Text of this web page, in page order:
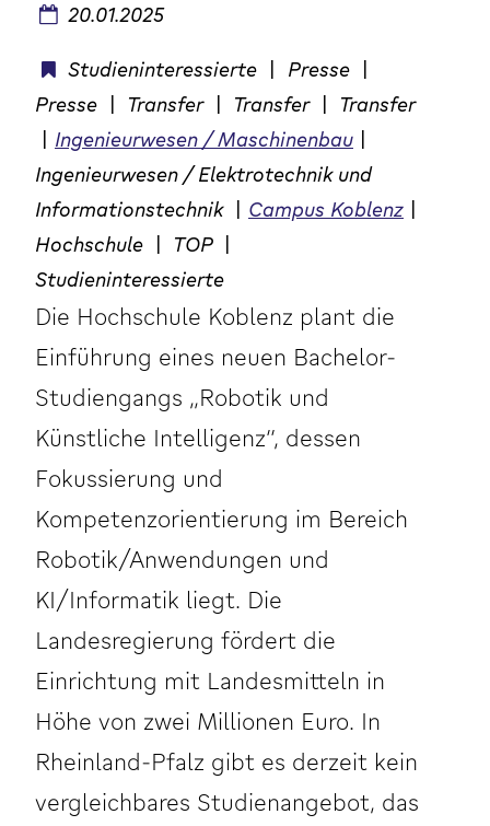
20.01.2025
Studieninteressierte | Presse |
Presse | Transfer | Transfer | Transfer
| Ingenieurwesen / Maschinenbau |
Ingenieurwesen / Elektrotechnik und
Informationstechnik | Campus Koblenz |
Hochschule | TOP |
Studieninteressierte
Die Hochschule Koblenz plant die
Einführung eines neuen Bachelor-
Studiengangs „Robotik und
Künstliche Intelligenz“, dessen
Fokussierung und
Kompetenzorientierung im Bereich
Robotik/Anwendungen und
KI/Informatik liegt. Die
Landesregierung fördert die
Einrichtung mit Landesmitteln in
Höhe von zwei Millionen Euro. In
Rheinland-Pfalz gibt es derzeit kein
vergleichbares Studienangebot, das